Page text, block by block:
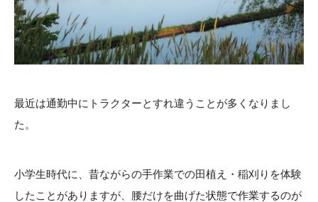
最近は通勤中にトラクターとすれ違うことが多くなりまし
た。
小学生時代に、昔ながらの手作業での田植え・稲刈りを体験
したことがありますが、腰だけを曲げた状態で作業するのが